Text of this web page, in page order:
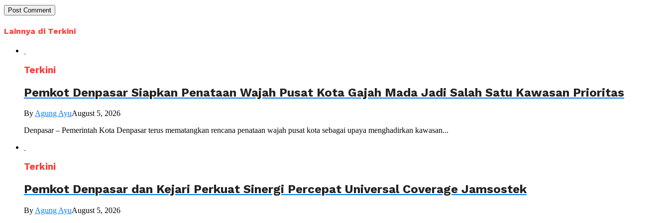
Lainnya di Terkini
Terkini
Pemkot Denpasar Siapkan Penataan Wajah Pusat Kota Gajah Mada Jadi Salah Satu Kawasan Prioritas
ByAgung AyuAugust 5, 2026
Denpasar – Pemerintah Kota Denpasar terus mematangkan rencana penataan wajah pusat kota sebagai upaya menghadirkan kawasan...
Terkini
Pemkot Denpasar dan Kejari Perkuat Sinergi Percepat Universal Coverage Jamsostek
By Agung AyuAugust 5, 2026